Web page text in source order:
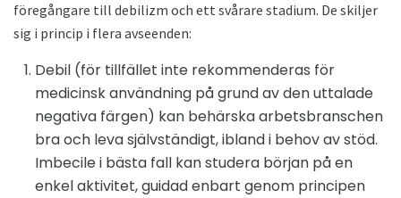
föregångare till debilizm och ett svårare stadium. De skiljer
sig i princip i flera avseenden:
Debil (för tillfället inte rekommenderas för
medicinsk användning på grund av den uttalade
negativa färgen) kan behärska arbetsbranschen
bra och leva självständigt, ibland i behov av stöd.
Imbecile i bästa fall kan studera början på en
enkel aktivitet, guidad enbart genom principen